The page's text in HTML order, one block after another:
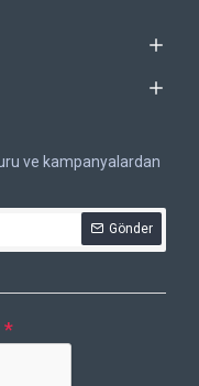
ve kampanyalardan
Gönder